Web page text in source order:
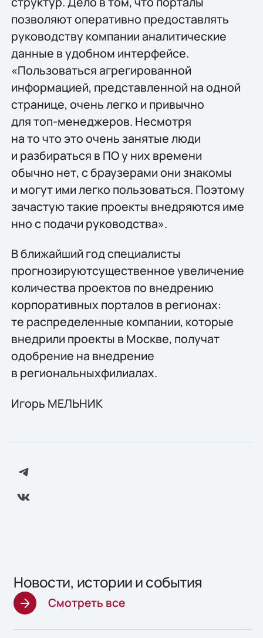
позволяют оперативно предоставлять
руководству компании аналитические
данные в удобном интерфейсе.
«Пользоваться агрегированной
информацией, представленной на одной
странице, очень легко и привычно
для топ-менеджеров. Несмотря
на то что это очень занятые люди
и разбираться в ПО у них времени
обычно нет, с браузерами они знакомы
и могут ими легко пользоваться. Поэтому
зачастую такие проекты внедряются име
нно с подачи руководства».
В ближайший год специалисты
прогнозируютсущественное увеличение
количества проектов по внедрению
корпоративных порталов в регионах:
те распределенные компании, которые
внедрили проекты в Москве, получат
одобрение на внедрение
в региональныхфилиалах.
Игорь МЕЛЬНИК
Новости, истории и события
Смотреть все